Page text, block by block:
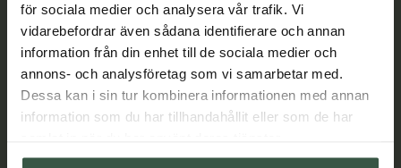
för sociala medier och analysera vår trafik. Vi
vidarebefordrar även sådana identifierare och annan
information från din enhet till de sociala medier och
annons- och analysföretag som vi samarbetar med.
Dessa kan i sin tur kombinera informationen med annan
information som du har tillhandahållit eller som de har
Lär dig mer